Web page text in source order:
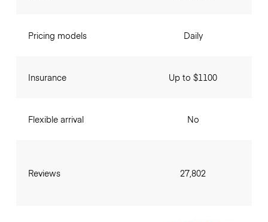
Pricing models
Insurance
Flexible arrival
Reviews
Daily
Up to $1100
No
27,802